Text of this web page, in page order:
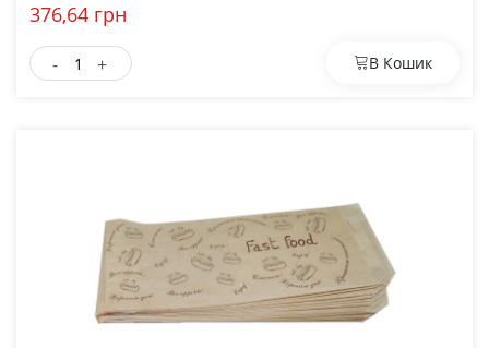
376,64 грн
- + В Кошик